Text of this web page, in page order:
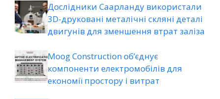
Дослідники Саарланду використали
3D-друковані металічні скляні деталі
двигунів для зменшення втрат заліза
Moog Construction об’єднує
компоненти електромобілів для
економії простору і витрат